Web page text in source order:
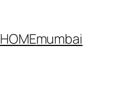
HOMEmumbai